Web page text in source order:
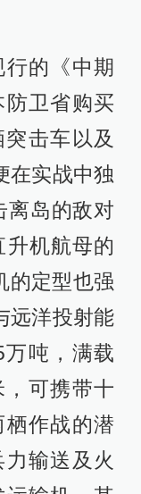
的《中期
卫省购买
击车以及
在实战中独
离岛的敌对
升机航母的
的定型也强
远洋投射能
吨，满载
可携带十
作战的潜
输送及火